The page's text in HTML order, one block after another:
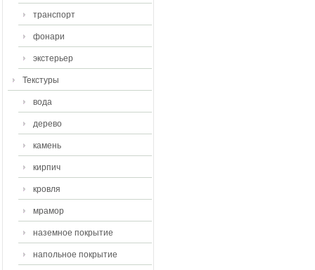
транспорт
фонари
экстерьер
Текстуры
вода
дерево
камень
кирпич
кровля
мрамор
наземное покрытие
напольное покрытие